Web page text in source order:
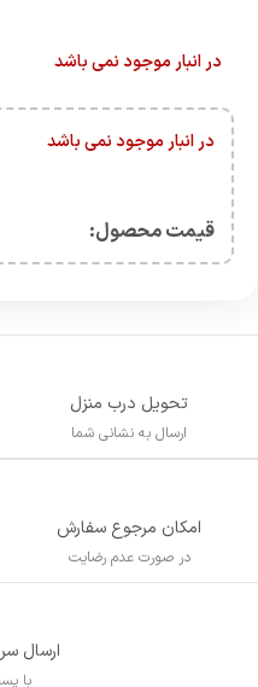
در انبار موجود نمی باشد
در انبار موجود نمی باشد
قیمت محصول:​
تحویل درب منزل
ارسال به نشانی شما
امکان مرجوع سفارش
در صورت عدم رضایت
ارسال
با